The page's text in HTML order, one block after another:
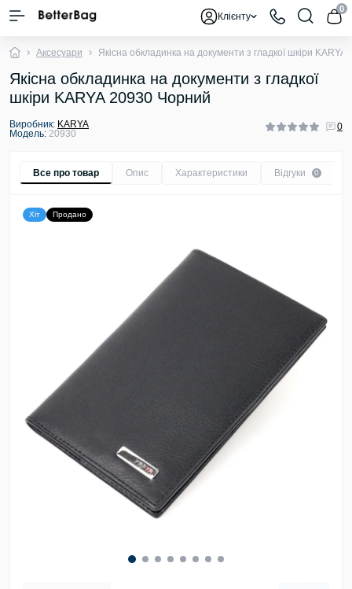
Клієнту
0
Аксесуари Якісна обкладинка на документи з гладкої шкіри
Якісна обкладинка на документи з гладкої
шкіри KARYA 20930 Чорний
Виробник: KARYA
Модель: 20930
0
Все про товар Опис Характеристики Відгуки 0
Хіт Продано